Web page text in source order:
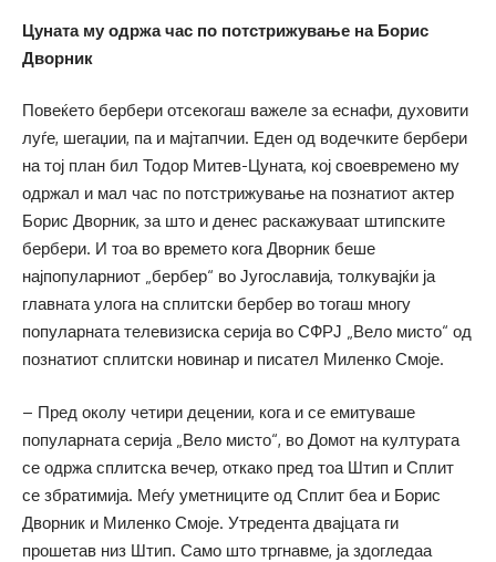
Цуната му одржа час по потстрижување на Борис
Дворник
Повеќето бербери отсекогаш важеле за еснафи, духовити
луѓе, шегаџии, па и мајтапчии. Еден од водечките бербери
на тој план бил Тодор Митев-Цуната, кој своевремено му
одржал и мал час по потстрижување на познатиот актер
Борис Дворник, за што и денес раскажуваат штипските
бербери. И тоа во времето кога Дворник беше
најпопуларниот „бербер“ во Југославија, толкувајќи ја
главната улога на сплитски бербер во тогаш многу
популарната телевизиска серија во СФРЈ „Вело мисто“ од
познатиот сплитски новинар и писател Миленко Смоје.
– Пред околу четири децении, кога и се емитуваше
популарната серија „Вело мисто“, во Домот на културата
се одржа сплитска вечер, откако пред тоа Штип и Сплит
се збратимија. Меѓу уметниците од Сплит беа и Борис
Дворник и Миленко Смоје. Утредента двајцата ги
прошетав низ Штип. Само што тргнавме, ја здогледаа